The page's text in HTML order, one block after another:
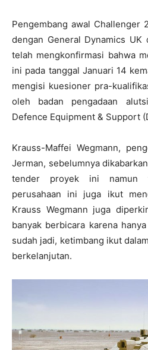
Pengembang awal Challenger
dengan General Dynamics
telah mengkonfirmasi bahwa
ini pada tanggal Januari 14
mengisi kuesioner pra-
oleh badan pengadaan
Defence Equipment & Support
Krauss-Maffei Wegmann,
Jerman, sebelumnya
tender proyek ini namun
perusahaan ini juga ikut
Krauss Wegmann juga
banyak berbicara karena
sudah jadi, ketimbang ikut
berkelanjutan.